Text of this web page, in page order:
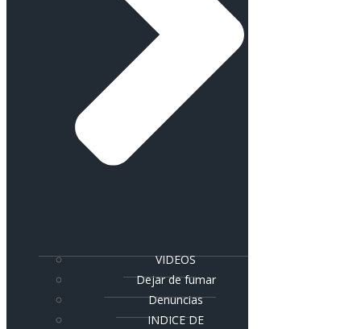
VIDEOS
Dejar de fumar
Denuncias
INDICE DE